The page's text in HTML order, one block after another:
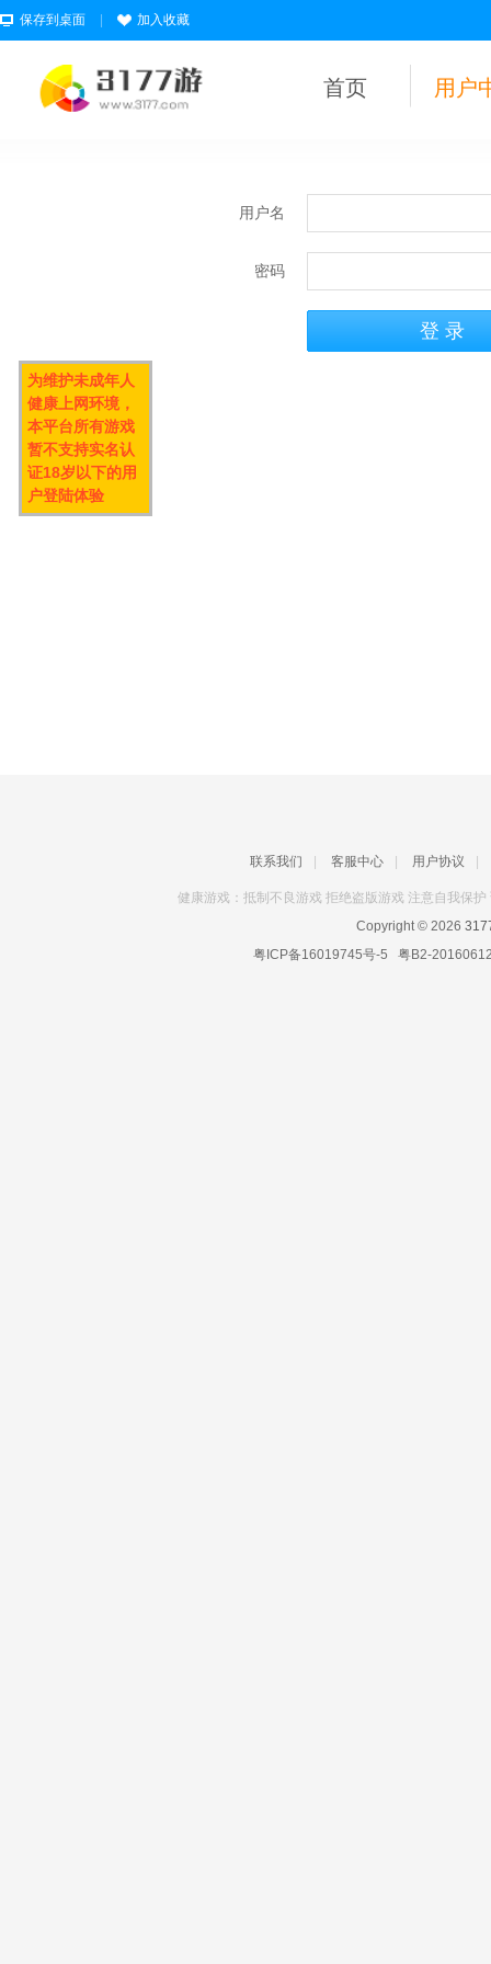
保存到桌面 加入收藏
首页 用户
用户名
密码
联系我们 客服中心 用户协议
健康游戏：抵制不良游戏 拒绝盗版游戏 注意自我保
Copyright © 2026
粤ICP备16019745号-5 粤B2-
为维护未成年人
健康上网环境，
本平台所有游戏
暂不支持实名认
证18岁以下的用
户登陆体验